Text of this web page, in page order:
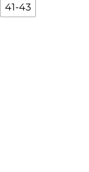
41-43